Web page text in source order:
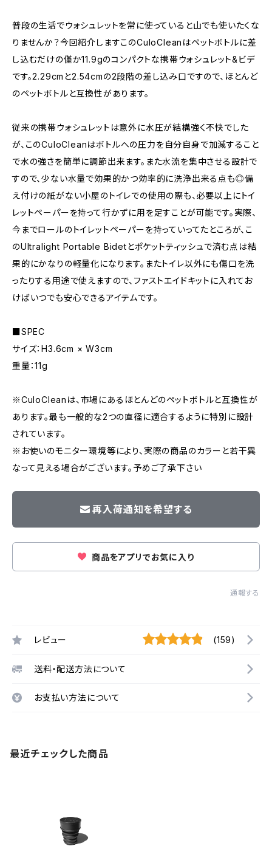
普段の生活でウォシュレットを常に使っていると山でも使いたくな
りませんか？今回紹介しますこのCuloCleanはペットボトルに差
し込むだけの僅か11.9gのコンパクトな携帯ウォシュレット&ビデ
です。2.29cmと2.54cmの2段階の差し込み口ですので、ほとんど
のペットボトルと互換性があります。
従来の携帯ウォシュレットは意外に水圧が結構強く不快でした
が、このCuloCleanはボトルへの圧力を自分自身で加減すること
で水の強さを簡単に調節出来ます。また水流を集中させる設計で
すので、少ない水量で効果的かつ効率的に洗浄出来る点も◎備
え付けの紙がない小屋のトイレでの使用の際も、必要以上にトイ
レットペーパーを持って行かずに用を足すことが可能です。実際、
今までロールのトイレットペーパーを持っていってたところが、こ
のUltralight Portable Bidetとポケットティッシュで済む点は結
果的にかなりの軽量化になります。またトイレ以外にも傷口を洗
ったりする用途で使えますので、ファストエイドキットに入れてお
けばいつでも安心できるアイテムです。
■SPEC
サイズ：H3.6cm × W3cm
重量：11g
※CuloCleanは、市場にあるほとんどのペットボトルと互換性が
あります。最も一般的な2つの直径に適合するように特別に設計
されています。
※お使いのモニター環境等により、実際の商品のカラーと若干異
なって見える場合がございます。予めご了承下さい
再入荷通知を希望する
商品をアプリでお気に入り
通報する
レビュー (159)
送料・配送方法について
お支払い方法について
最近チェックした商品